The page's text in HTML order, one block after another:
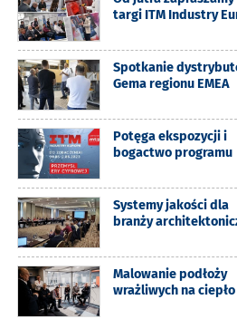
targi ITM Industry
Spotkanie
Gema regionu EMEA
Potęga ekspozycji i
bogactwo programu
Systemy jakości dla
branży
Malowanie podłoży
wrażliwych na ciepło